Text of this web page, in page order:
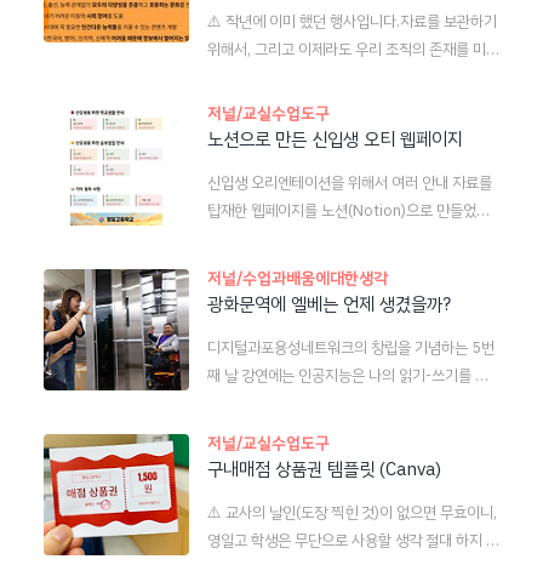
라는 단어는 점점 설 자리를 잃어가는 듯하다. 국
어 교사인 박민 선생님은 이..
도 무시할 수 없지요. 그래서 ― (1) 이미지 6장을
한 장의 종이에 담고 (2) 칼로 위아래, 오른쪽, 왼
로로 한 번 접으면 (5) 멋지구리하게 완성되는 리
플릿을 디자인했습니다. 많이많이 출력해서 만나
는 분들마다 마구마구 나눠주자구요. 페이지마다
있는 QR코드로 참가신청도 가능합니다. *파일은
⚠️ 작년에 이미 했던 행사입니다.자료를 보관하기
위해서, 그리고 이제라도 우리 조직의 존재를 미약
하지만 게시글로 남겨둡니다. 앞으로는 디지털 역
량이 정말 중요한데 가짜정보에 휘둘리고, AI를
오와 차별의 도구로만 사용하는 사람들이 많은 데
에 문제의식을 느낀 교육자들이 모였습니다.일회
만든 조직에 준비위원으로 참여 중입니다. 그 덕에
이 주제의 쟁쟁한 분들과 함께 한 꼭지 강연도 맡
면 좋겠습니다.제 주제는 '(디지털 시대에 더욱 필
요한) 포용을 위한 서사들'입니다. 우리 옛이야기
저널/교실수업도구
노션으로 만든 신입생 오티 웹페이지
신입생 오리엔테이션을 위해서 여러 안내 자료를
탑재한 웹페이지를 노션(Notion)으로 만들었습
을 나눠보려 합니다. 노션으로 만든 페이지는 웹에
게시를 할 수 있습니다.노션 페이지 그대로 게시하
용하면 홈페이지처럼 여러 옵션을 설정할 수 있습
니다. 이 웹페이지의 경우, 상단 메뉴바와 폰트 변
운터, 눈 오는 효과 등이 적용되었습니다. 신입생
오리엔티이션용 웹페이지를 만들 때 이렇게 구상
들이 운동장에서 환영하는 설정이면 좋겠다 생각
해서 제미나이로 만들었습니다. 일단 학생들의 표
저널/수업과배움에대한생각
광화문역에 엘베는 언제 생겼을까?
디지털과포용성네트워크의 창립을 기념하는 5번
째 날 강연에는 인공지능은 나의 읽기-쓰기를 어
을 해주셨습니다. '보편적 학습설계를 위한 인공지
능: 효율성을 넘어 가치를 이야기하기'라는 제목의
서 광화문역에 엘리베이터가 생긴지 불과 몇 년 되
지 않았으며 2014년에도 없었다고 하셨는데요,
저널/교실수업도구
구내매점 상품권 템플릿 (Canva)
⚠️ 교사의 날인(도장 찍힌 것)이 없으면 무효이니,
영일고 학생은 무단으로 사용할 생각 절대 하지 마